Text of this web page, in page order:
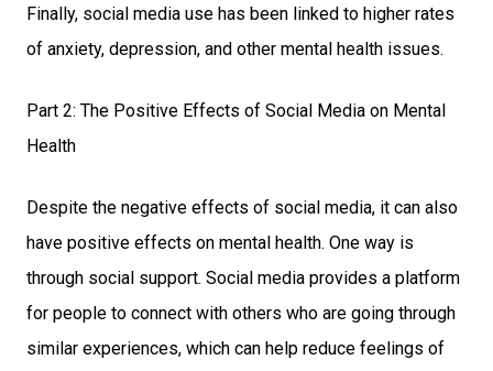
Finally, social media use has been linked to higher rates
of anxiety, depression, and other mental health issues.
Part 2: The Positive Effects of Social Media on Mental
Health
Despite the negative effects of social media, it can also
have positive effects on mental health. One way is
through social support. Social media provides a platform
for people to connect with others who are going through
similar experiences, which can help reduce feelings of